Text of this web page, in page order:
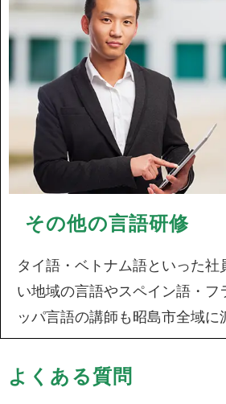
その他の言語研修
タイ語・ベトナム語といった社
い地域の言語やスペイン語・フ
ッパ言語の講師も昭島市全域に
よくある質問